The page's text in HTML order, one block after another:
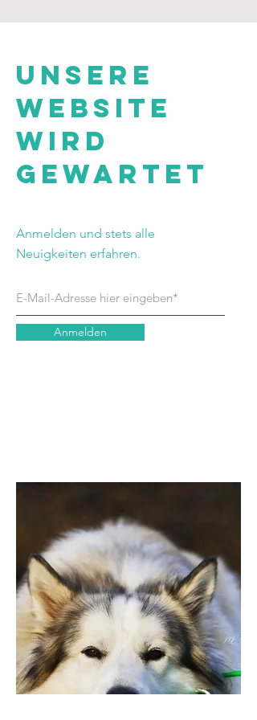
Unsere
Website
wird
gewartet
Anmelden und stets alle
Neuigkeiten erfahren.
Anmelden